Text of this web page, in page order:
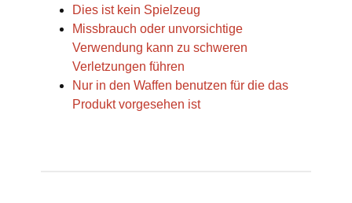
Dies ist kein Spielzeug
Missbrauch oder unvorsichtige
Verwendung kann zu schweren
Verletzungen führen
Nur in den Waffen benutzen für die das
Produkt vorgesehen ist